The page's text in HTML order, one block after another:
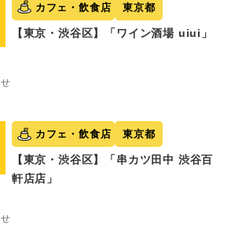
カフェ・飲食店 東京都
【東京・渋谷区】「ワイン酒場 uiui」
カフェ・飲食店 東京都
【東京・渋谷区】「串カツ田中 渋谷百
軒店店」